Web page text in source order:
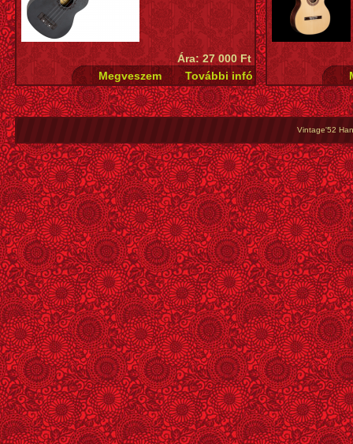
Ára: 27 000 Ft
Vintage'52